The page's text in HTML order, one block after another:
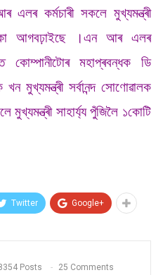
কৰ্মচাৰী সকলে মুখ্যমন্ত্ৰী
আগবঢ়াইছে ।এন আৰ এলৰ
কোম্পানীটোৰ মহাপ্ৰবন্ধক ডি
মুখ্যমন্ত্ৰী সৰ্বানন্দ সোণোৱালক
সাহাৰ্য্য পুঁজিলৈ ১কোটি
Twitter Google+
Posts 25 Comments